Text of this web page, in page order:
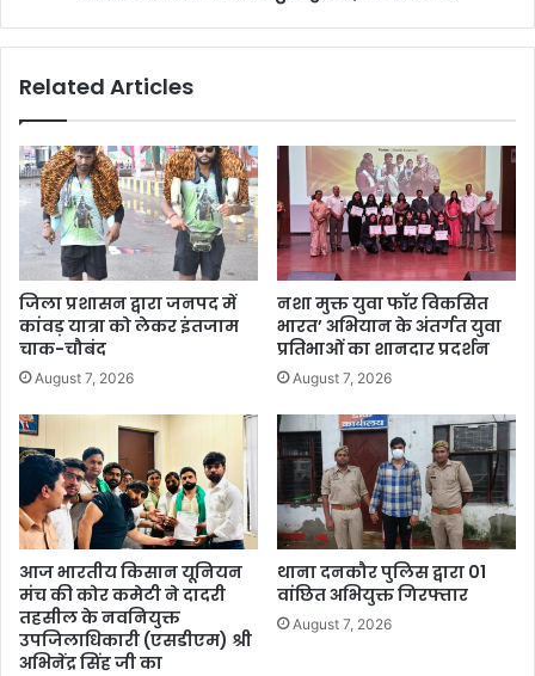
Related Articles
जिला प्रशासन द्वारा जनपद में
कांवड़ यात्रा को लेकर इंतजाम
चाक-चौबंद
August 7, 2026
नशा मुक्त युवा फॉर विकसित
भारत’ अभियान के अंतर्गत युवा
प्रतिभाओं का शानदार प्रदर्शन
August 7, 2026
आज भारतीय किसान यूनियन
मंच की कोर कमेटी ने दादरी
तहसील के नवनियुक्त
उपजिलाधिकारी (एसडीएम) श्री
अभिनेंद्र सिंह जी का
थाना दनकौर पुलिस द्वारा 01
वांछित अभियुक्त गिरफ्तार
August 7, 2026